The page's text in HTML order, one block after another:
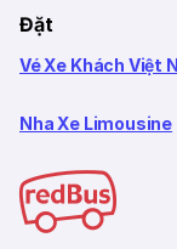
Đặt
Vé Xe Khách Việt
Nha Xe Limousine